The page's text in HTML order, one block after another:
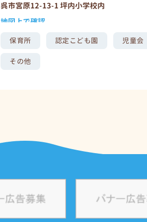
呉市宮原12-13-1 坪内小学校内
地図上で確認
堀田医院
宮原児童会
地図上で確認
保育所 認定こども園 児童会
その他